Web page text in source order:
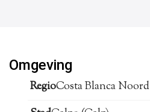
Omgeving
RegioCosta Blanca Noord